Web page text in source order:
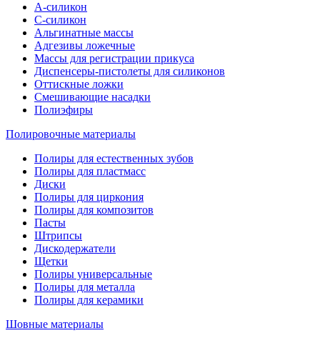
А-силикон
C-силикон
Альгинатные массы
Адгезивы ложечные
Массы для регистрации прикуса
Диспенсеры-пистолеты для силиконов
Оттискные ложки
Смешивающие насадки
Полиэфиры
Полировочные материалы
Полиры для естественных зубов
Полиры для пластмасс
Диски
Полиры для циркония
Полиры для композитов
Пасты
Штрипсы
Дискодержатели
Щетки
Полиры универсальные
Полиры для металла
Полиры для керамики
Шовные материалы